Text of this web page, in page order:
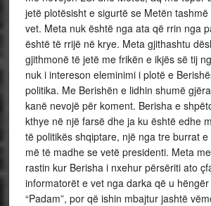
jetë plotësisht e sigurtë se Metën
vet. Meta nuk është nga ata që rrin nga
është të rrijë në krye. Meta gjithashtu
gjithmonë të jetë me frikën e ikjës së tij
nuk i intereson eleminimi i plotë e
politika. Me Berishën e lidhin shumë
kanë nevojë për koment. Berisha e
kthye në një farsë dhe ja ku është edhe
të politikës shqiptare, një nga tre burrat
më të madhe se vetë presidenti. Meta
rastin kur Berisha i nxehur përsëriti ato
informatorët e vet nga darka që u
“Padam”, por që ishin mbajtur jashtë